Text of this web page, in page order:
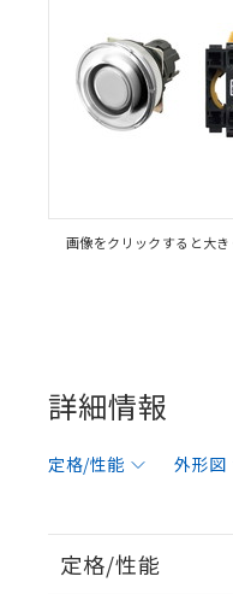
画像をクリックすると大
詳細情報
定格/性能 外形図
定格/性能